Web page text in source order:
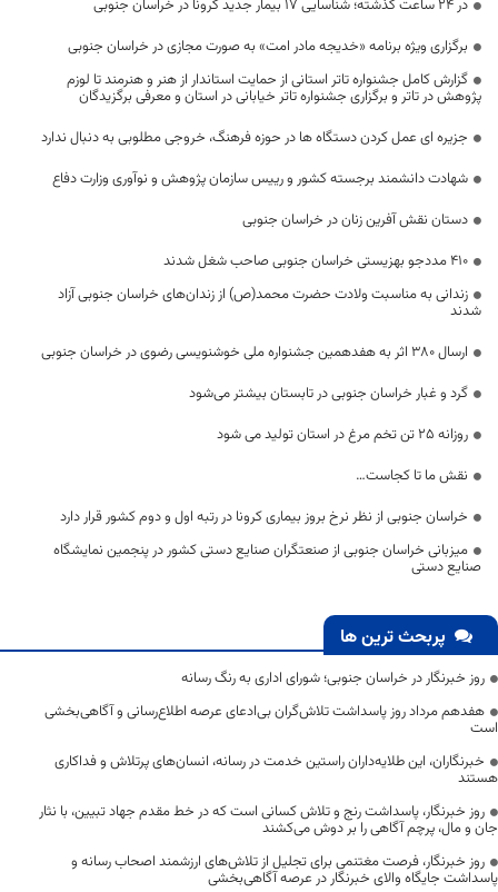
در 24 ساعت گذشته؛ شناسایی 17 بیمار جدید کرونا در خراسان جنوبی
برگزاری ویژه برنامه «خدیجه مادر امت» به صورت مجازی در خراسان جنوبی
گزارش کامل جشنواره تاتر استانی از حمایت استاندار از هنر و هنرمند تا لوزم
پژوهش در تاتر و برگزاری جشنواره تاتر خیابانی در استان و معرفی برگزیدگان
جزیره ای عمل کردن دستگاه ها در حوزه فرهنگ، خروجی مطلوبی به دنبال ندارد
شهادت دانشمند برجسته کشور و رییس سازمان پژوهش و نوآوری وزارت دفاع
دستان نقش آفرین زنان در خراسان جنوبی
۴۱۰ مددجو بهزیستی خراسان جنوبی صاحب شغل شدند
زندانی به مناسبت ولادت حضرت محمد(ص) از زندان‌های خراسان جنوبی آزاد
شدند
ارسال 380 اثر به هفدهمین جشنواره ملی خوشنویسی رضوی در خراسان جنوبی
گرد و غبار خراسان جنوبی در تابستان بیشتر می‌شود
روزانه 25 تن تخم مرغ در استان تولید می شود
نقش ما تا کجاست…
خراسان جنوبی از نظر نرخ بروز بیماری کرونا در رتبه اول و دوم کشور قرار دارد
میزبانی خراسان جنوبی از صنعتگران صنایع دستی کشور در پنجمین نمایشگاه
صنایع دستی
پربحث ترین ها
روز خبرنگار در خراسان جنوبی؛ شورای اداری به رنگ رسانه
هفدهم مرداد روز پاسداشت تلاش‌گران بی‌ادعای عرصه اطلاع‌رسانی و آگاهی‌بخشی
است
خبرنگاران، این طلایه‌داران راستین خدمت در رسانه، انسان‌های پرتلاش و فداکاری
هستند
روز خبرنگار، پاسداشت رنج و تلاش کسانی است که در خط مقدم جهاد تبیین، با نثار
جان و مال، پرچم آگاهی را بر دوش می‌کشند
روز خبرنگار، فرصت مغتنمی برای تجلیل از تلاش‌های ارزشمند اصحاب رسانه و
پاسداشت جایگاه والای خبرنگار در عرصه آگاهی‌بخشی